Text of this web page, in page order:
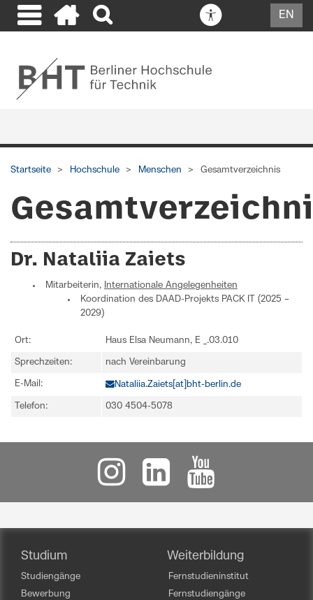
EN
Startseite Hochschule Menschen Gesamtverzeichnis
Dr. Nataliia Zaiets
Mitarbeiterin,
Internationale Angelegenheiten
Koordination des DAAD-Projekts PACK IT (2025 –
2029)
Ort: Haus Elsa Neumann, E _.03.010
Sprechzeiten: nach Vereinbarung
E-Mail: Nataliia.Zaiets[at]bht-berlin.de
Telefon: 030 4504-5078
Studium
Studiengänge
Bewerbung
Weiterbildung
Fernstudieninstitut
Fernstudiengänge